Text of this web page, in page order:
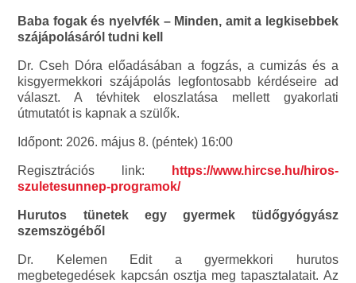
Baba fogak és nyelvfék – Minden, amit a legkisebbek
szájápolásáról tudni kell
Dr. Cseh Dóra előadásában a fogzás, a cumizás és a
kisgyermekkori szájápolás legfontosabb kérdéseire ad
választ. A tévhitek eloszlatása mellett gyakorlati
útmutatót is kapnak a szülők.
Időpont: 2026. május 8. (péntek) 16:00
Regisztrációs link:
https://www.hircse.hu/hiros-
szuletesunnep-programok/
Hurutos tünetek egy gyermek tüdőgyógyász
szemszögéből
Dr. Kelemen Edita gyermekkori hurutos
megbetegedések kapcsán osztja meg tapasztalatait. Az